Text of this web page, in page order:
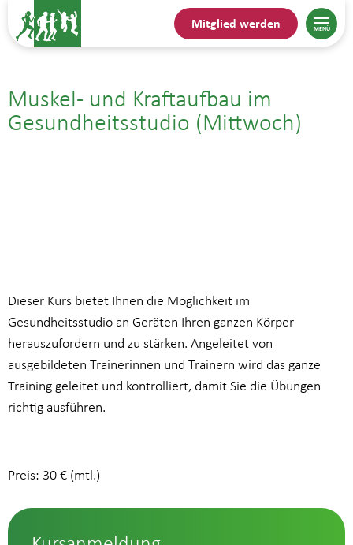
Mitglied werden
Muskel- und Kraftaufbau im
Gesundheitsstudio (Mittwoch)
Dieser Kurs bietet Ihnen die Möglichkeit im
Gesundheitsstudio an Geräten Ihren ganzen Körper
herauszufordern und zu stärken. Angeleitet von
ausgebildeten Trainerinnen und Trainern wird das ganze
Training geleitet und kontrolliert, damit Sie die Übungen
richtig ausführen.
Preis: 30 € (mtl.)